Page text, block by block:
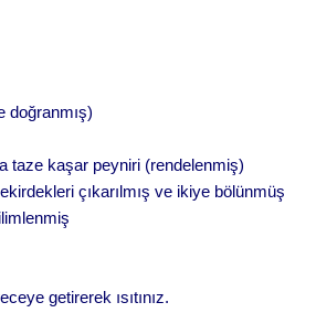
doğranmış)
taze kaşar peyniri (rendelenmiş)
çıkarılmış ve ikiye bölünmüş
getirerek ısıtınız.